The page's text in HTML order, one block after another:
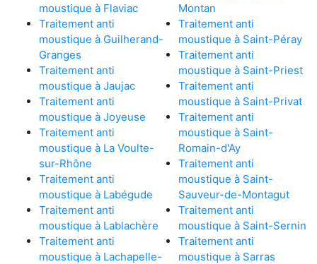
moustique à Flaviac
Traitement anti
moustique à Guilherand-
Granges
Traitement anti
moustique à Jaujac
Traitement anti
moustique à Joyeuse
Traitement anti
moustique à La Voulte-
sur-Rhône
Traitement anti
moustique à Labégude
Traitement anti
moustique à Lablachère
Traitement anti
moustique à Lachapelle-
Montan
Traitement anti
moustique à Saint-Péray
Traitement anti
moustique à Saint-Priest
Traitement anti
moustique à Saint-Privat
Traitement anti
moustique à Saint-
Romain-d'Ay
Traitement anti
moustique à Saint-
Sauveur-de-Montagut
Traitement anti
moustique à Saint-Sernin
Traitement anti
moustique à Sarras